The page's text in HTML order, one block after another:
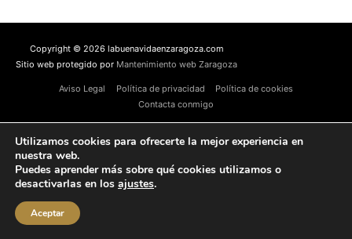
Copyright © 2026 labuenavidaenzaragoza.com
Sitio web protegido por Mantenimiento web Zaragoza
Aviso Legal Política de privacidad
Política de cookies
Contacta conmigo
Utilizamos cookies para ofrecerte la mejor experiencia en
nuestra web.
Puedes aprender más sobre qué cookies utilizamos o
desactivarlas en los ajustes.
Aceptar